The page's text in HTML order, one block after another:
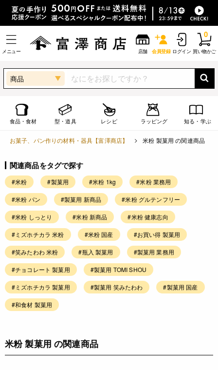
メニュー 店舗 会員登録 ログイン 買い物かご
0
商品
食品・食材 型・道具 レシピ ラッピング 知る・学ぶ
お菓子、パン作りの材料・器具【富澤商店】 米粉 製菓用 の関連商品
関連商品をタグで探す
#米粉 #製菓用 #米粉 1kg #米粉 業務用
#米粉 パン #製菓用 新商品 #米粉 グルテンフリー
#米粉 しっとり #米粉 新商品 #米粉 健康志向
#ミズホチカラ 米粉 #米粉 国産 #お買い得 製菓用
#笑みたわわ 米粉 #瓶入 製菓用 #製菓用 業務用
#チョコレート 製菓用 #製菓用 TOMI SHOU
#ミズホチカラ 製菓用 #製菓用 笑みたわわ #製菓用 国産
#和食材 製菓用
米粉 製菓用 の関連商品